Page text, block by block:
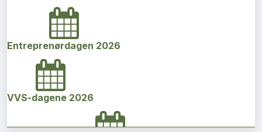
Entreprenørdagen 2026
VVS-dagene 2026